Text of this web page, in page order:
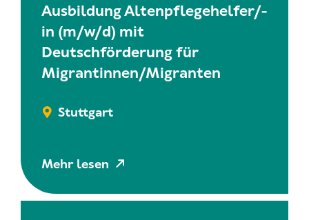
Ausbildung Altenpflegehelfer/-
in (m/w/d) mit
Deutschförderung für
Migrantinnen/Migranten
Stuttgart
Mehr lesen